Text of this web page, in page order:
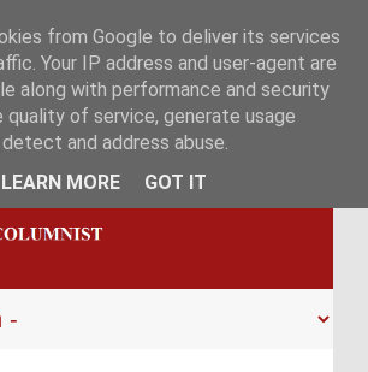
from Google to deliver its services
Your IP address and user-agent are
along with performance and security
of service, generate usage
and address abuse.
LEARN MORE
GOT IT